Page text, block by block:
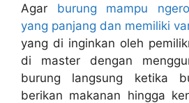
Agar burung mampu
yang panjang dan memiliki
yang di inginkan oleh
di master dengan
burung langsung ketika
berikan makanan hingga